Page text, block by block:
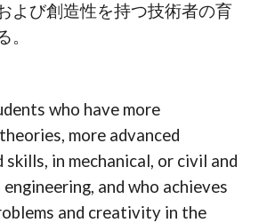
よび創造性を持つ技術者の育
。
who have more
more advanced
skills, in mechanical, or civil and
and who achieves
and creativity in the